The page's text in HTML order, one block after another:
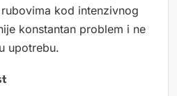
kod intenzivnog
konstantan problem i ne
upotrebu.